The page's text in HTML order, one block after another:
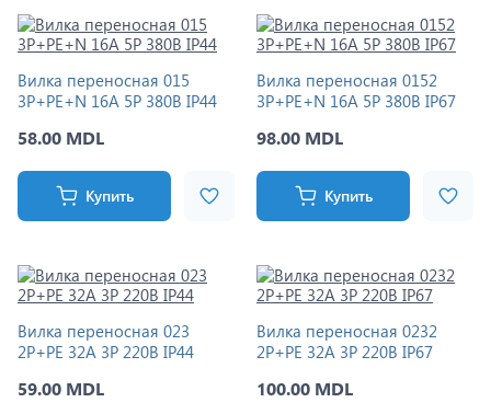
Вилка переносная 015
3Р+РЕ+N 16A 5P 380В IP44
58.00 MDL
Купить
Вилка переносная 0152
3Р+РЕ+N 16A 5P 380В IP67
98.00 MDL
Купить
Вилка переносная 023
2P+PE 32A 3P 220В IP44
59.00 MDL
Вилка переносная 0232
2P+PE 32A 3P 220В IP67
100.00 MDL